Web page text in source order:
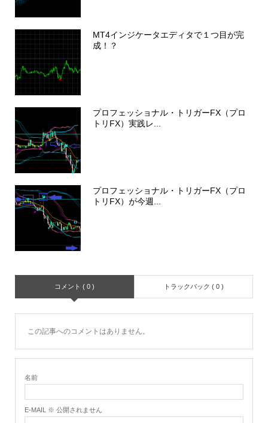
MT4インジケータエディタで１つ目が完
成！？
プロフェッショナル・トリガーFX（プロ
トリFX）実践レ...
プロフェッショナル・トリガーFX（プロ
トリFX）が今週...
コメント ( 0 ) トラックバック ( 0 )
この記事へのコメントはありません。
名前
E-MAIL ※ 公開されません